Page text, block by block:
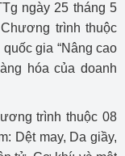
ngày 25 tháng 5
trình thuộc
gia “Nâng cao
hóa của doanh
trình thuộc 08
Dệt may, Da giầy,